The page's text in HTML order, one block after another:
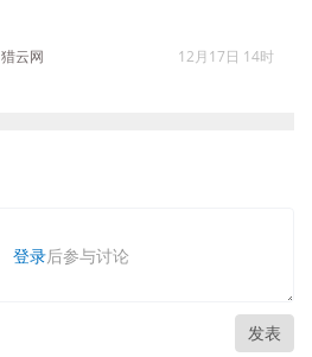
猎云网 12月17日 14时
登录后参与讨论
发表